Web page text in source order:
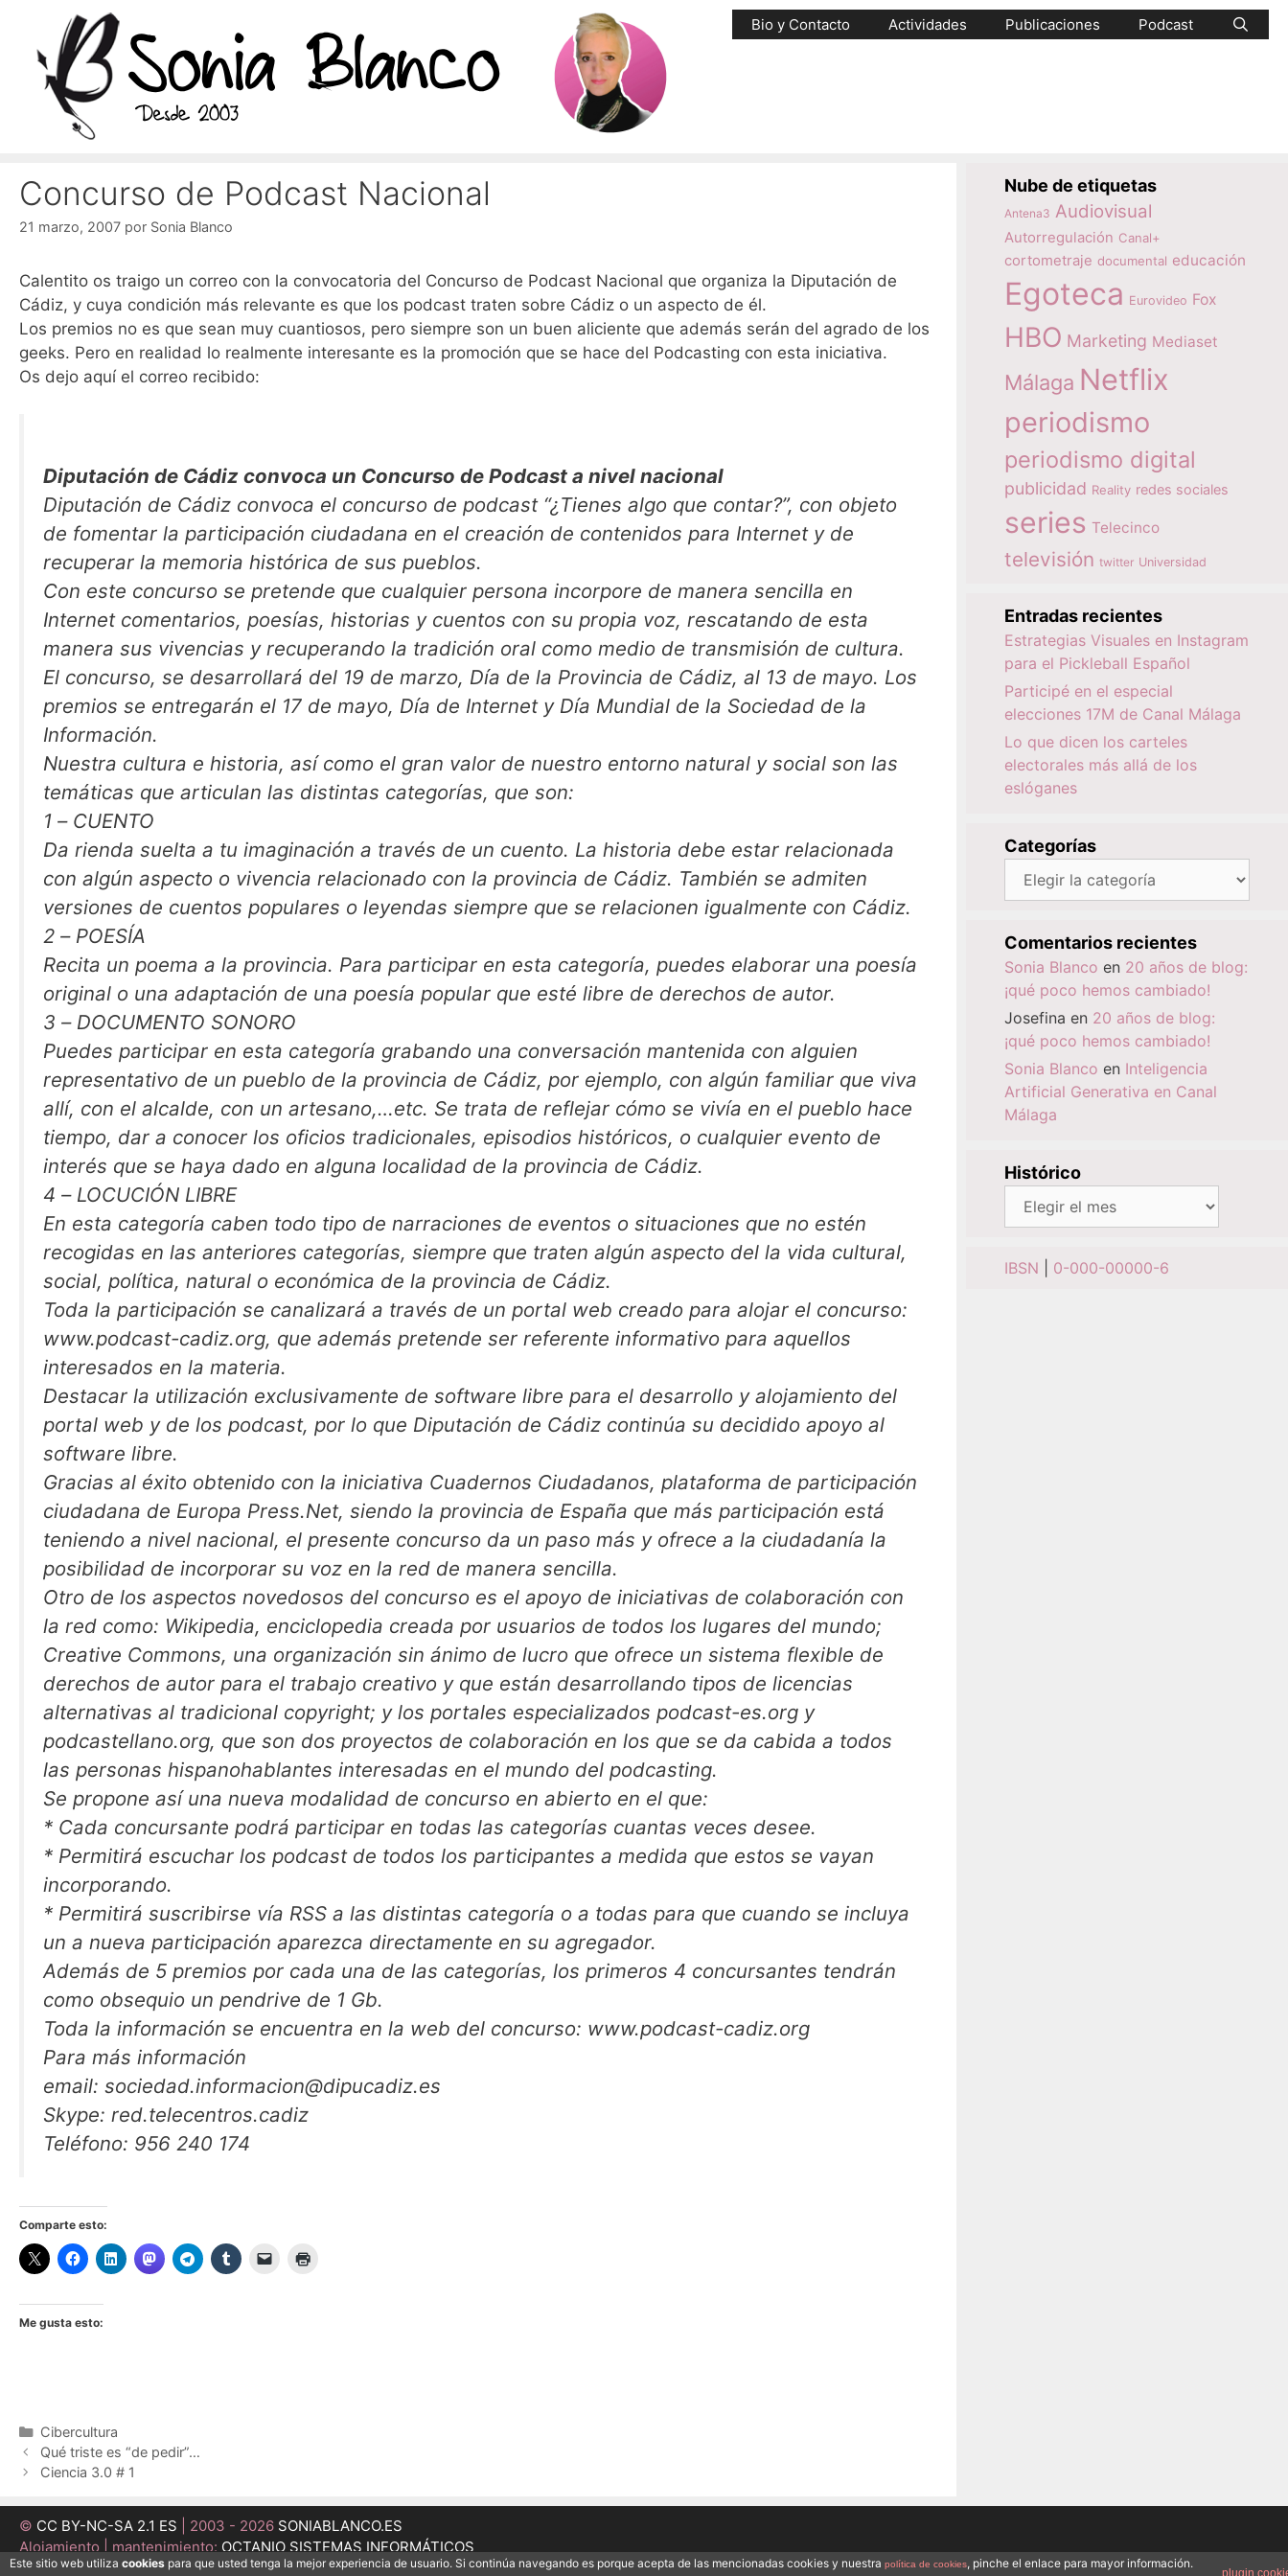
contenido
Bio y Contacto Actividades Publicaciones Podcast
Concurso de Podcast Nacional
21 marzo, 2007 por Sonia Blanco
Calentito os traigo un correo con la convocatoria del Concurso de Podcast Nacional que organiza la Diputación de
Cádiz, y cuya condición más relevante es que los podcast traten sobre Cádiz o un aspecto de él.
Los premios no es que sean muy cuantiosos, pero siempre son un buen aliciente que además serán del agrado de los
geeks. Pero en realidad lo realmente interesante es la promoción que se hace del Podcasting con esta iniciativa.
Os dejo aquí el correo recibido:
Diputación de Cádiz convoca un Concurso de Podcast a nivel nacional
Diputación de Cádiz convoca el concurso de podcast “¿Tienes algo que contar?”, con objeto
de fomentar la participación ciudadana en el creación de contenidos para Internet y de
recuperar la memoria histórica de sus pueblos.
Con este concurso se pretende que cualquier persona incorpore de manera sencilla en
Internet comentarios, poesías, historias y cuentos con su propia voz, rescatando de esta
manera sus vivencias y recuperando la tradición oral como medio de transmisión de cultura.
El concurso, se desarrollará del 19 de marzo, Día de la Provincia de Cádiz, al 13 de mayo. Los
premios se entregarán el 17 de mayo, Día de Internet y Día Mundial de la Sociedad de la
Información.
Nuestra cultura e historia, así como el gran valor de nuestro entorno natural y social son las
temáticas que articulan las distintas categorías, que son:
1 – CUENTO
Da rienda suelta a tu imaginación a través de un cuento. La historia debe estar relacionada
con algún aspecto o vivencia relacionado con la provincia de Cádiz. También se admiten
versiones de cuentos populares o leyendas siempre que se relacionen igualmente con Cádiz.
2 – POESÍA
Recita un poema a la provincia. Para participar en esta categoría, puedes elaborar una poesía
original o una adaptación de una poesía popular que esté libre de derechos de autor.
3 – DOCUMENTO SONORO
Puedes participar en esta categoría grabando una conversación mantenida con alguien
representativo de un pueblo de la provincia de Cádiz, por ejemplo, con algún familiar que viva
allí, con el alcalde, con un artesano,…etc. Se trata de reflejar cómo se vivía en el pueblo hace
tiempo, dar a conocer los oficios tradicionales, episodios históricos, o cualquier evento de
interés que se haya dado en alguna localidad de la provincia de Cádiz.
4 – LOCUCIÓN LIBRE
En esta categoría caben todo tipo de narraciones de eventos o situaciones que no estén
recogidas en las anteriores categorías, siempre que traten algún aspecto del la vida cultural,
social, política, natural o económica de la provincia de Cádiz.
Toda la participación se canalizará a través de un portal web creado para alojar el concurso:
www.podcast-cadiz.org, que además pretende ser referente informativo para aquellos
interesados en la materia.
Destacar la utilización exclusivamente de software libre para el desarrollo y alojamiento del
portal web y de los podcast, por lo que Diputación de Cádiz continúa su decidido apoyo al
software libre.
Gracias al éxito obtenido con la iniciativa Cuadernos Ciudadanos, plataforma de participación
ciudadana de Europa Press.Net, siendo la provincia de España que más participación está
teniendo a nivel nacional, el presente concurso da un paso más y ofrece a la ciudadanía la
posibilidad de incorporar su voz en la red de manera sencilla.
Otro de los aspectos novedosos del concurso es el apoyo de iniciativas de colaboración con
la red como: Wikipedia, enciclopedia creada por usuarios de todos los lugares del mundo;
Creative Commons, una organización sin ánimo de lucro que ofrece un sistema flexible de
derechos de autor para el trabajo creativo y que están desarrollando tipos de licencias
alternativas al tradicional copyright; y los portales especializados podcast-es.org y
podcastellano.org, que son dos proyectos de colaboración en los que se da cabida a todos
las personas hispanohablantes interesadas en el mundo del podcasting.
Se propone así una nueva modalidad de concurso en abierto en el que:
* Cada concursante podrá participar en todas las categorías cuantas veces desee.
* Permitirá escuchar los podcast de todos los participantes a medida que estos se vayan
incorporando.
* Permitirá suscribirse vía RSS a las distintas categoría o a todas para que cuando se incluya
un a nueva participación aparezca directamente en su agregador.
Además de 5 premios por cada una de las categorías, los primeros 4 concursantes tendrán
como obsequio un pendrive de 1 Gb.
Toda la información se encuentra en la web del concurso: www.podcast-cadiz.org
Para más información
email: sociedad.informacion@dipucadiz.es
Skype: red.telecentros.cadiz
Teléfono: 956 240 174
Comparte esto:
Me gusta esto:
Categorías
Cibercultura
Qué triste es “de pedir”…
Ciencia 3.0 # 1
Nube de etiquetas
Antena3 Audiovisual
Autorregulación Canal+
cortometraje documental educación
Egoteca Eurovideo Fox
HBO Marketing Mediaset
Málaga Netflix
periodismo
periodismo digital
publicidad Reality redes sociales
series Telecinco
televisión twitter Universidad
Entradas recientes
Estrategias Visuales en Instagram
para el Pickleball Español
Participé en el especial
elecciones 17M de Canal Málaga
Lo que dicen los carteles
electorales más allá de los
eslóganes
Categorías
Categorías
Comentarios recientes
Sonia Blanco en 20 años de blog:
¡qué poco hemos cambiado!
Josefina en 20 años de blog:
¡qué poco hemos cambiado!
Sonia Blanco en Inteligencia
Artificial Generativa en Canal
Málaga
Histórico
Histórico
IBSN 0-000-00000-6
© CC BY-NC-SA 2.1 ES | 2003 - 2026 SONIABLANCO.ES
Alojamiento | mantenimiento: OCTANIO SISTEMAS INFORMÁTICOS
Desarrollo:MEDI@ESFERA
Este sitio web utiliza cookies para que usted tenga la mejor experiencia de usuario. Si continúa navegando es porque acepta de las mencionadas cookies y nuestra política de cookies, pinche el enlace para mayor información.
plugin